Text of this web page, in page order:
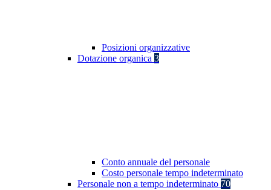
Posizioni organizzative
Dotazione organica 3
Conto annuale del personale
Costo personale tempo indeterminato
Personale non a tempo indeterminato 70